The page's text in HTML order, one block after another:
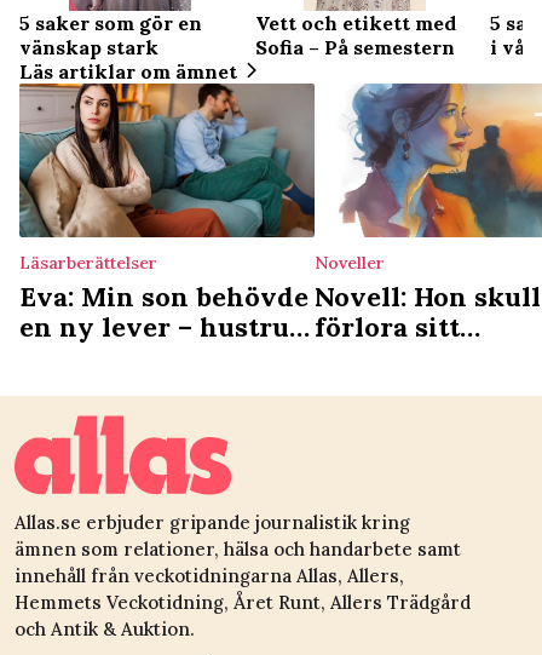
5 saker som gör en
vänskap stark
Vett och etikett med
Sofia – På semestern
5
i
Läs artiklar om ämnet
Läsarberättelser
Eva: Min son behövde
en ny lever – hustrun
Noveller
Novell: Hon
förlora sitt
det var hennes
Allas.se erbjuder gripande journalistik kring
ämnen som relationer, hälsa och handarbete samt
innehåll från veckotidningarna Allas, Allers,
Hemmets Veckotidning, Året Runt, Allers Trädgård
och Antik & Auktion.